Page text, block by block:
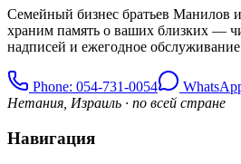
Семейный бизнес братьев Манилов
храним память о ваших близких —
надписей и ежегодное
Phone: 054-731-0054
Нетания, Израиль · по всей стране
Навигация